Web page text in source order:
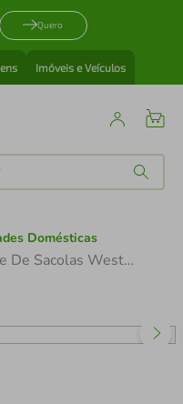
Quero
Imóveis e Veículos
Domésticas
Lacre De Sacolas Western Home